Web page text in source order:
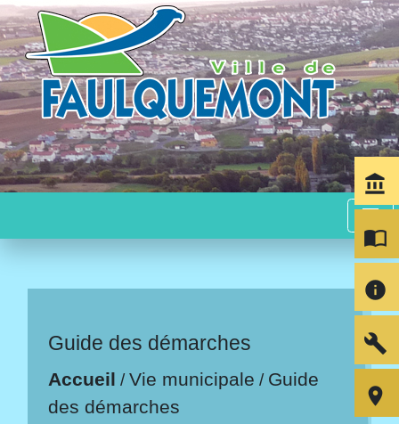
menu
Guide des démarches
Accueil /Vie municipale / Guide
des démarches
account_balance
import_contacts
info
build
room